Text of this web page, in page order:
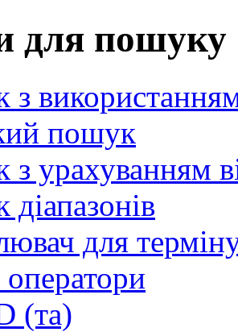
для пошуку
пошук
урахуванням
для
оператори
(та)